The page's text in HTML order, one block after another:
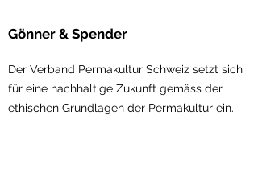
Gönner & Spender
Der Verband Permakultur Schweiz setzt sich
für eine nachhaltige Zukunft gemäss der
ethischen Grundlagen der Permakultur ein.